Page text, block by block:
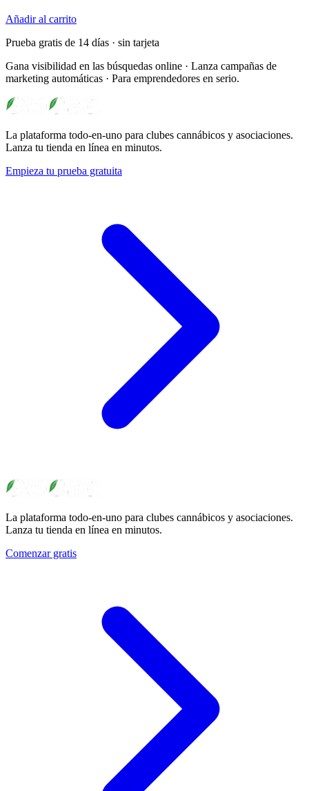
Añadir al carrito
Prueba gratis de 14 días · sin tarjeta
Gana visibilidad en las búsquedas online · Lanza campañas de
marketing automáticas · Para emprendedores en serio.
La plataforma todo-en-uno para clubes cannábicos y asociaciones.
Lanza tu tienda en línea en minutos.
Empieza tu prueba gratuita
La plataforma todo-en-uno para clubes cannábicos y asociaciones.
Lanza tu tienda en línea en minutos.
Comenzar gratis